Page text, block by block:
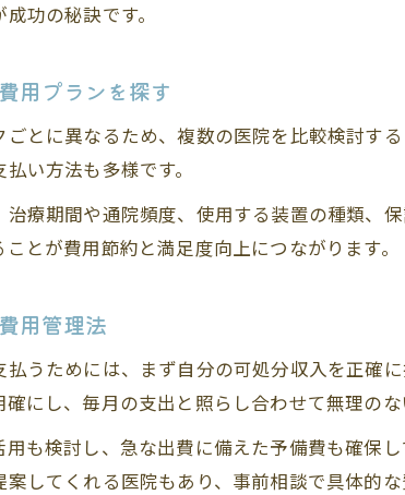
マウスピース矯正で矯正歯科費用
短期間で前歯を整えるマウスピー
マウスピース矯正で目立たず費
バイト代でも始めやすいマウスピ
寝屋川市で注目の矯正歯科選びの極意
寝屋川市で評判の矯正歯科を選ぶ
矯正歯科選びで注意したい口コミ
寝屋川市で学割対応の矯正歯科
功の秘訣です。
用プランを探す
とに異なるため、複数の医院を比較検討す
い方法も多様です。
療期間や通院頻度、使用する装置の種類、
とが費用節約と満足度向上につながります。
用管理法
うためには、まず自分の可処分収入を正確
にし、毎月の支出と照らし合わせて無理の
も検討し、急な出費に備えた予備費も確保
してくれる医院もあり、事前相談で具体的